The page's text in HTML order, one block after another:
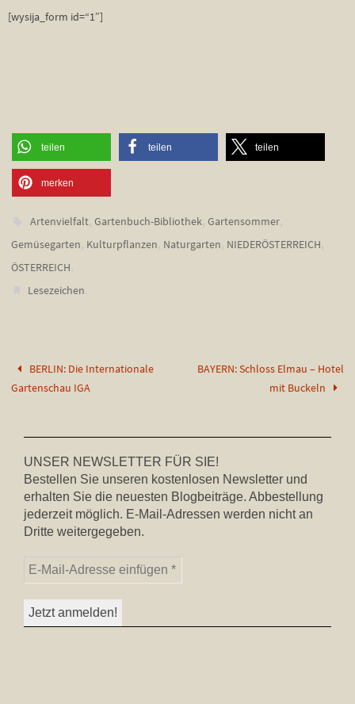
[wysija_form id=“1″]
teilen teilen teilen
merken
Artenvielfalt ,Gartenbuch-Bibliothek ,Gartensommer
Gemüsegarten Kulturpflanzen Naturgarten NIEDERÖSTERREICH
ÖSTERREICH
Lesezeichen
BERLIN: Die Internationale
Gartenschau IGA
BAYERN: Schloss Elmau – Hotel
mit Buckeln
UNSER NEWSLETTER FÜR SIE!
Bestellen Sie unseren kostenlosen Newsletter und
erhalten Sie die neuesten Blogbeiträge. Abbestellung
jederzeit möglich. E-Mail-Adressen werden nicht an
Dritte weitergegeben.